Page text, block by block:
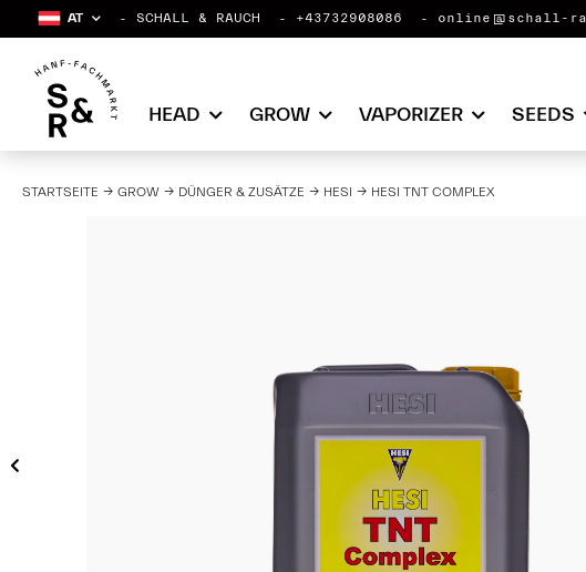
AT SCHALL & RAUCH +43732908086 online@schall-
HEAD GROW VAPORIZER SEEDS
STARTSEITE GROW DÜNGER & ZUSÄTZE HESI HESI TNT COMPLEX